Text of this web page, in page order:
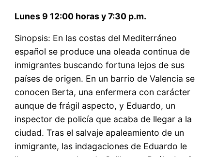
Lunes 9 12:00 horas y 7:30 p.m.
Sinopsis: En las costas del Mediterráneo
español se produce una oleada continua de
inmigrantes buscando fortuna lejos de sus
países de origen. En un barrio de Valencia se
conocen Berta, una enfermera con carácter
aunque de frágil aspecto, y Eduardo, un
inspector de policía que acaba de llegar a la
ciudad. Tras el salvaje apaleamiento de un
inmigrante, las indagaciones de Eduardo le